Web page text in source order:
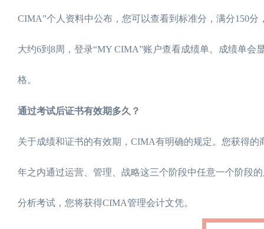
CIMA”个人资料中公布，您可以查看到标准分，满分150
大约6到8周，登录“MY CIMA”账户查看成绩单。成绩单会
格。
通过考试后证书有效期多久？
关于成绩和证书的有效期，CIMA有明确的规定。您获得
年之内通过运营、管理、战略这三个阶段中任意一个阶段
分析考试，您将获得CIMA管理会计文凭。